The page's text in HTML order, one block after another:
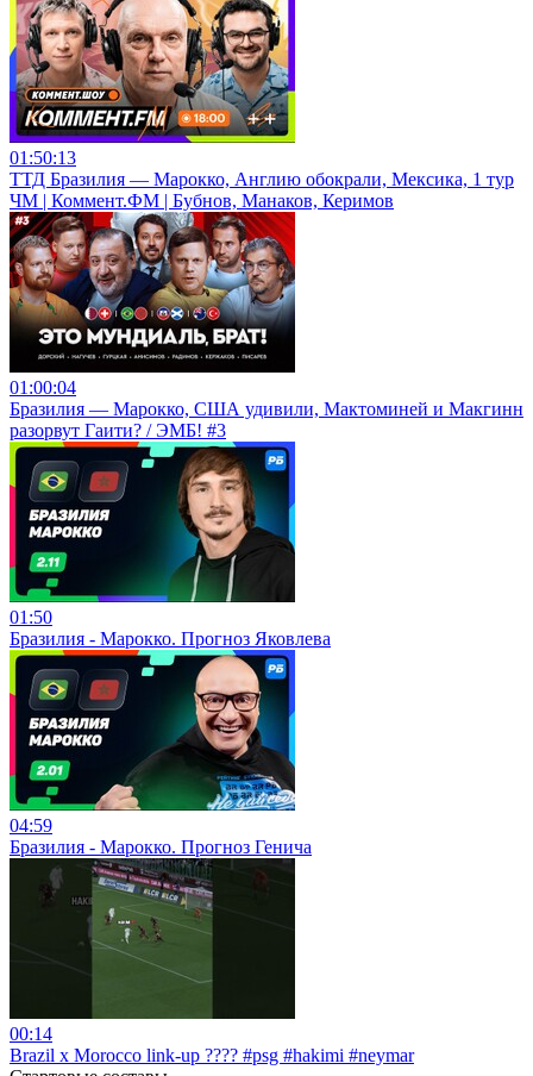
01:50:13
ТТД Бразилия — Марокко, Англию обокрали, Мексика, 1 тур
ЧМ | Коммент.ФМ | Бубнов, Манаков, Керимов
01:00:04
Бразилия — Марокко, США удивили, Мактоминей и Макгинн
разорвут Гаити? / ЭМБ! #3
01:50
Бразилия - Марокко. Прогноз Яковлева
04:59
Бразилия - Марокко. Прогноз Генича
00:14
Brazil x Morocco link-up ???? #psg #hakimi #neymar